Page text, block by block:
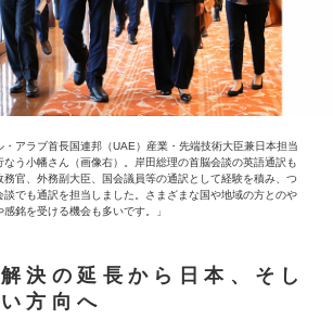
・アラブ首長国連邦（UAE）産業・先端技術大臣兼日本担当
う小幡さん（画像右）。岸田総理の首脳会談の英語通訳も
官、外務副大臣、国会議員等の通訳として経験を積み、つ
でも通訳を担当しました。さまざまな国や地域の方とのや
銘を受ける機会も多いです。」
決の延長から日本、そし
方向へ